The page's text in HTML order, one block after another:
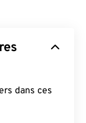
dans ces